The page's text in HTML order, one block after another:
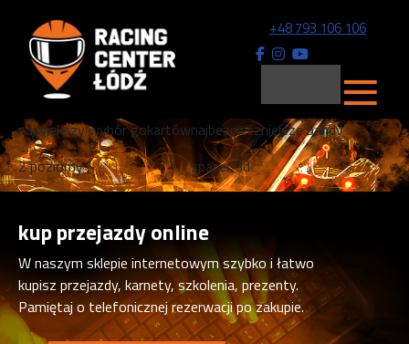
+48 793 106 106
≡
największy wybór gokartów
2 poziomy
najbezpieczniejsze bandy
spacer 3d
kup przejazdy online
W naszym sklepie internetowym szybko i łatwo
kupisz przejazdy, karnety, szkolenia, prezenty‎.‎
Pamiętaj o telefonicznej rezerwacji po zakupie‎.‎